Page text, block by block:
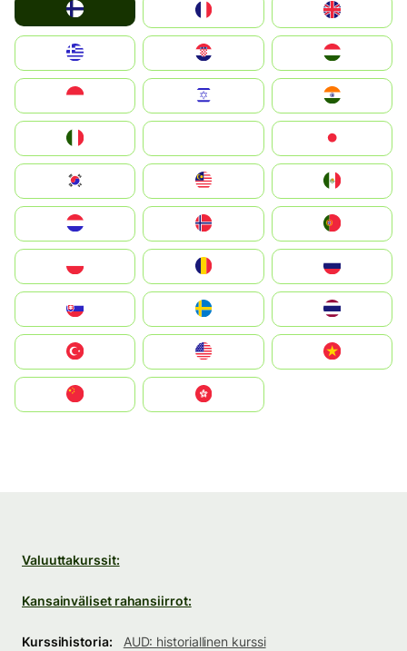
United Kingdom
Magyarország
South Korea
United States
中國香港特別行政區
Valuuttakurssit:
Kansainväliset rahansiirrot:
Kurssihistoria:
AUD: historiallinen kurssi